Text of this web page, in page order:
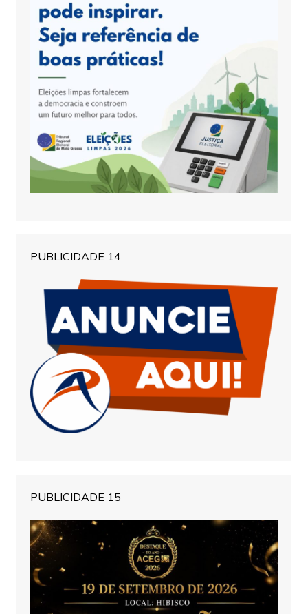
PUBLICIDADE 14
PUBLICIDADE 15